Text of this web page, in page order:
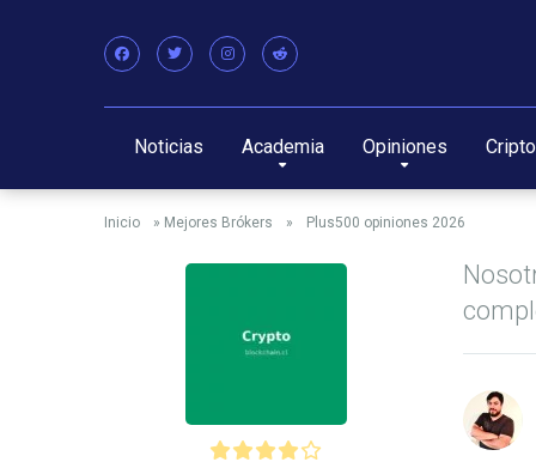
Noticias Academia Opiniones
Inicio » Mejores Brókers » Plus500 opiniones 2026